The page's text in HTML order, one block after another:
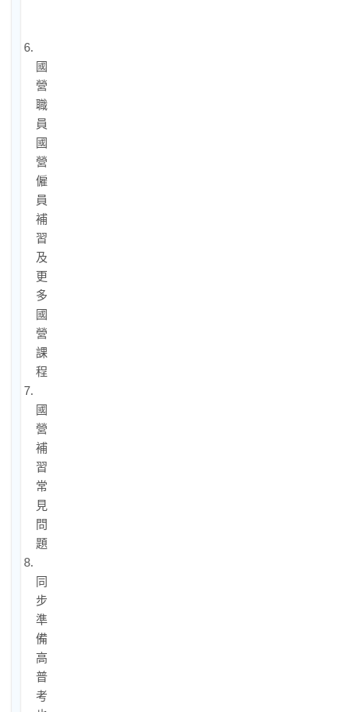
6.
國
營
職
員/
國
營
僱
員
補
習
及
更
多
國
營
課
程
7.
國
營
補
習
常
見
問
題
8.
同
步
準
備
高
普
考